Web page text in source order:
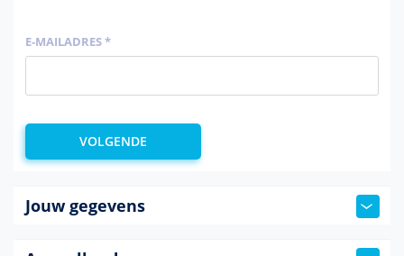
E-MAILADRES *
Jouw gegevens